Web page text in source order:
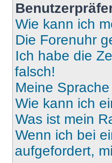
Wie kann ich
Die Forenuhr
Ich habe die
falsch!
Meine
Wie kann ich
Was ist mein
Wenn ich bei
aufgefordert,